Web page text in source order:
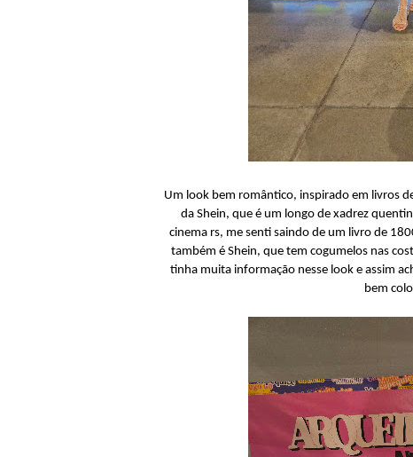
Um look bem romântico, inspirado em livros
da Shein, que é um longo de xadrez
cinema rs, me senti saindo de um livro de
também é Shein, que tem cogumelos nas
tinha muita informação nesse look e assim
bem